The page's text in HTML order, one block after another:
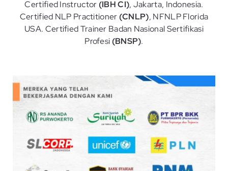
Certified Instructor (IBH CI), Jakarta, Indonesia.
Certified NLP Practitioner (CNLP), NFNLP Florida
USA. Certified Trainer Badan Nasional Sertifikasi
Profesi (BNSP).